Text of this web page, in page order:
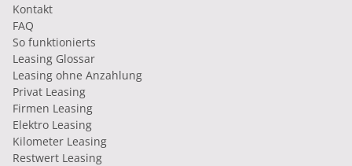
Kontakt
FAQ
So funktionierts
Leasing Glossar
Leasing ohne Anzahlung
Privat Leasing
Firmen Leasing
Elektro Leasing
Kilometer Leasing
Restwert Leasing